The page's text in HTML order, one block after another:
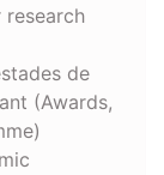
de
(Awards,